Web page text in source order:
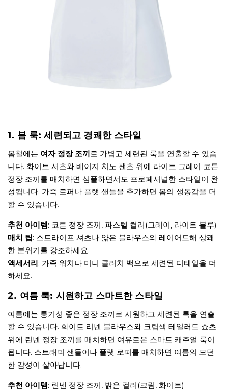
1. 봄 룩: 세련되고 경쾌한 스타일
봄철에는 여자 정장 조끼로 가볍고 세련된 룩을 연출할 수 있습
니다. 화이트 셔츠와 베이지 치노 팬츠 위에 라이트 그레이 코튼
정장 조끼를 매치하면 심플하면서도 프로페셔널한 스타일이 완
성됩니다. 가죽 로퍼나 플랫 샌들을 추가하면 봄의 생동감을 더
할 수 있습니다.
추천 아이템: 코튼 정장 조끼, 파스텔 컬러(그레이, 라이트 블루)
매치 팁: 스트라이프 셔츠나 얇은 블라우스와 레이어드해 상쾌
한 분위기를 강조하세요.
액세서리: 가죽 워치나 미니 클러치 백으로 세련된 디테일을 더
하세요.
2. 여름 룩: 시원하고 스마트한 스타일
여름에는 통기성 좋은 정장 조끼로 시원하고 세련된 룩을 연출
할 수 있습니다. 화이트 리넨 블라우스와 크림색 테일러드 쇼츠
위에 린넨 정장 조끼를 매치하면 여유로운 스마트 캐주얼 룩이
됩니다. 스트래피 샌들이나 플랫 로퍼를 매치하면 여름의 모던
한 감성이 살아납니다.
추천 아이템: 린넨 정장 조끼, 밝은 컬러(크림, 화이트)